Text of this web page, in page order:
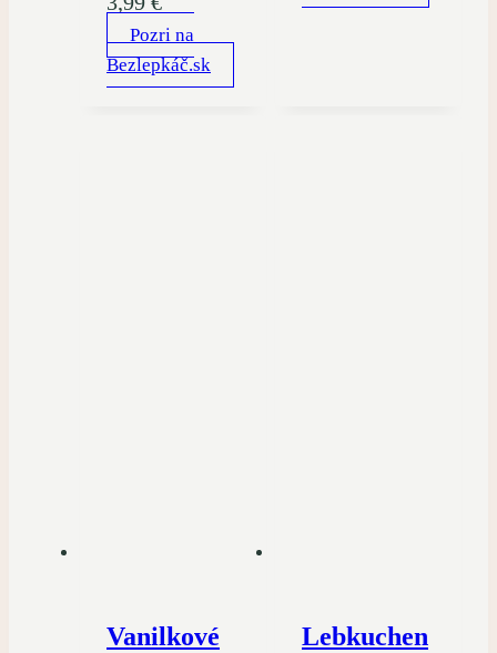
Pozri na
Bezlepkáč.sk
Vanilkové
Lebkuchen